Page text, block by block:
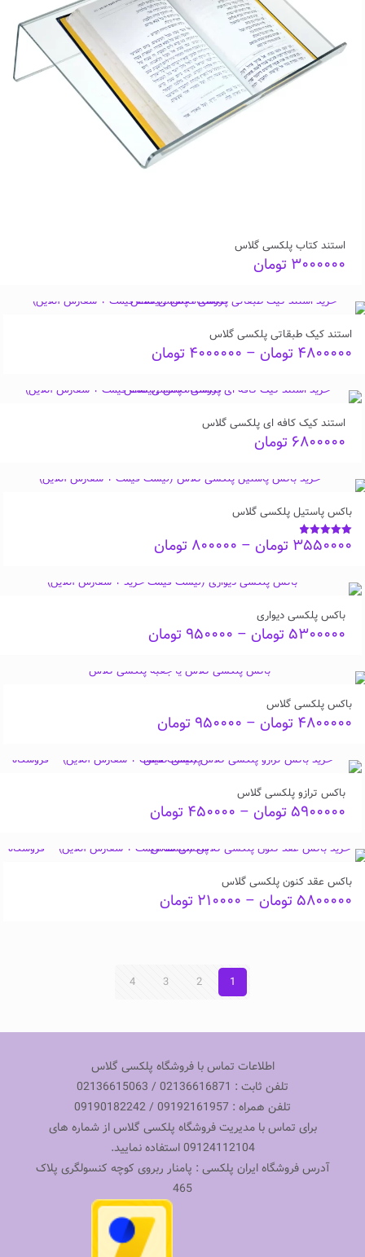
استند کتاب پلکسی گلاس
۳۰۰۰۰۰۰ تومان
استند کیک طبقاتی پلکسی گلاس
۴۸۰۰۰۰۰ تومان – ۴۰۰۰۰۰۰ تومانPrice
through
استند کیک کافه ای پلکسی گلاس
۶۸۰۰۰۰۰ تومان
باکس پاستیل پلکسی گلاس
نمره
۳۵۵۰۰۰۰ تومان – ۸۰۰۰۰۰ تومانPrice
through
باکس پلکسی دیواری
۵۳۰۰۰۰۰ تومان – ۹۵۰۰۰۰ تومان
through
باکس پلکسی گلاس
۴۸۰۰۰۰۰ تومان – ۹۵۰۰۰۰ تومانPrice
through
باکس ترازو پلکسی گلاس
۵۹۰۰۰۰۰ تومان – ۴۵۰۰۰۰ تومان
through
باکس عقد کنون پلکسی گلاس
۵۸۰۰۰۰۰ تومان – ۲۱۰۰۰۰ تومانPrice
1
2
3
4
اطلاعات تماس با فروشگاه پلکسی گلاس
تلفن ثابت : 02136616871 / 02136615063
تلفن همراه : 09192161957 / 09190182242
برای تماس با مدیریت فروشگاه پلکسی گلاس از شماره های
09124112104 استفاده نمایید.
آدرس فروشگاه ایران پلکسی : پامنار ربروی کوچه کنسولگری پلاک
465